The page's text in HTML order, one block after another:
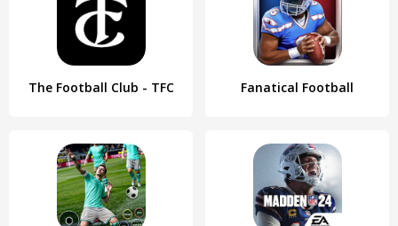
The Football Club - TFC Fanatical Football